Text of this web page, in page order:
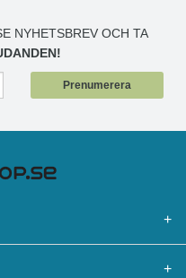
NYHETSBREV OCH TA
Prenumerera
+
+